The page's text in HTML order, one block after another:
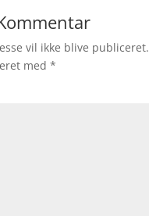
vil ikke blive publiceret.
med *